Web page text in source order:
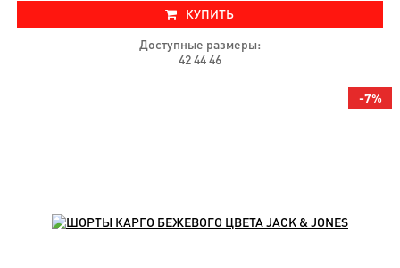
КУПИТЬ
Доступные размеры:
42 44 46
-7%